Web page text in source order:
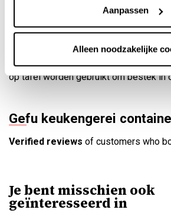
Aanpassen
Alleen noodzakelijke
vallen. Bovendien kan het interieur
waardoor het gemakkelijk schoon te
vaatwasser kan.
Er zijn 10 afzonderlijke vakken voor
keukengerei. Omdat het een elegant
op tafel worden gebruikt om bestek in
Gefu keukengerei
Verified reviews of customers who
Je bent misschien ook
geïnteresseerd in